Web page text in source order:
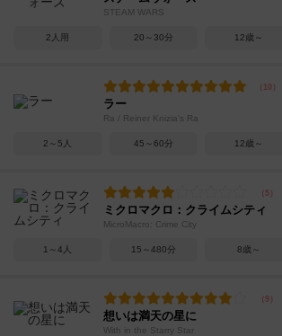
STEAM WARS
2人用 20～30分 12歳～
ラー
Ra / Reiner Knizia's Ra
2～5人 45～60分 12歳～
ミクロマクロ：クライムシティ
MicroMacro: Crime City
1～4人 15～480分 8歳～
想いは満天の星に
With in the Starry Star